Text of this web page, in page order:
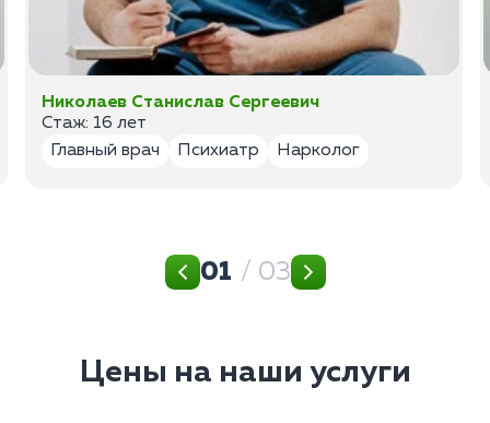
Николаев Станислав Сергеевич
Стаж: 16 лет
Главный врач
Психиатр Нарколог
01 / 03
Цены на наши услуги